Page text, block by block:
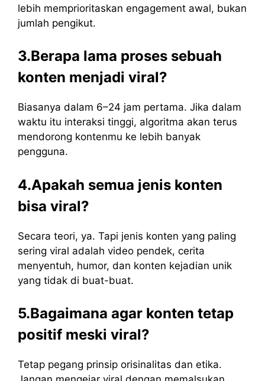
lebih memprioritaskan engagement awal, bukan
jumlah pengikut.
3.Berapa lama proses sebuah
konten menjadi viral?
Biasanya dalam 6–24 jam pertama. Jika dalam
waktu itu interaksi tinggi, algoritma akan terus
mendorong kontenmu ke lebih banyak
pengguna.
4.Apakah semua jenis konten
bisa viral?
Secara teori, ya. Tapi jenis konten yang paling
sering viral adalah video pendek, cerita
menyentuh, humor, dan konten kejadian unik
yang tidak di buat-buat.
5.Bagaimana agar konten tetap
positif meski viral?
Tetap pegang prinsip orisinalitas dan etika.